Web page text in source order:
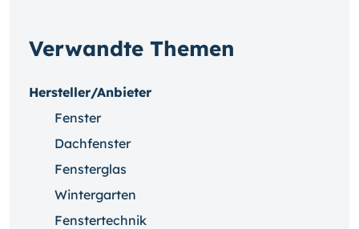
Verwandte Themen
Hersteller/Anbieter
Fenster
Dachfenster
Fensterglas
Wintergarten
Fenstertechnik